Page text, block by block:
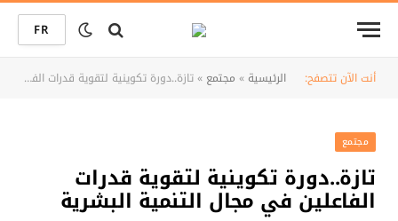
FR
أنت الآن تتصفح: الرئيسية» مجتمع »تازة..دورة تكوينية لتقوية قدرات الفاعلين في مجال التنمية البشرية
مجتمع
تازة..دورة تكوينية لتقوية قدرات
الفاعلين في مجال التنمية البشرية